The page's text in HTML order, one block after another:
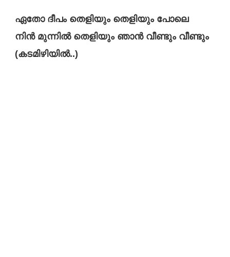
ഏതോ ദീപം തെളിയും തെളിയും പോലെ
നിൻ മുന്നിൽ തെളിയും ഞാൻ വീണ്ടും വീണ്ടും
(കടമിഴിയിൽ..)